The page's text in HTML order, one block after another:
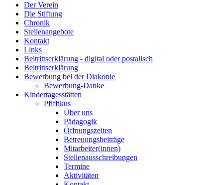
Der Verein
Die Stiftung
Chronik
Stellenangebote
Kontakt
Links
Beitrittserklärung - digital oder postalisch
Beitrittserklärung
Bewerbung bei der Diakonie
Bewerbung-Danke
Kindertagesstätten
Pfiffikus
Über uns
Pädagogik
Öffnungszeiten
Betreuungsbeiträge
Mitarbeiter(innen)
Stellenausschreibungen
Termine
Aktivitäten